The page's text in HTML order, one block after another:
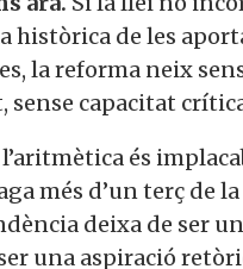
real d’ingressos
informació, tot
teòrica.
incòmoda—és
ara. Si la llei no
històrica de les
vull col·laborar